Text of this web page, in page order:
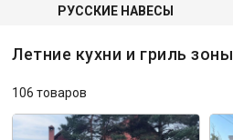
РУССКИЕ НАВЕСЫ
Летние кухни и гриль зоны
106 товаров